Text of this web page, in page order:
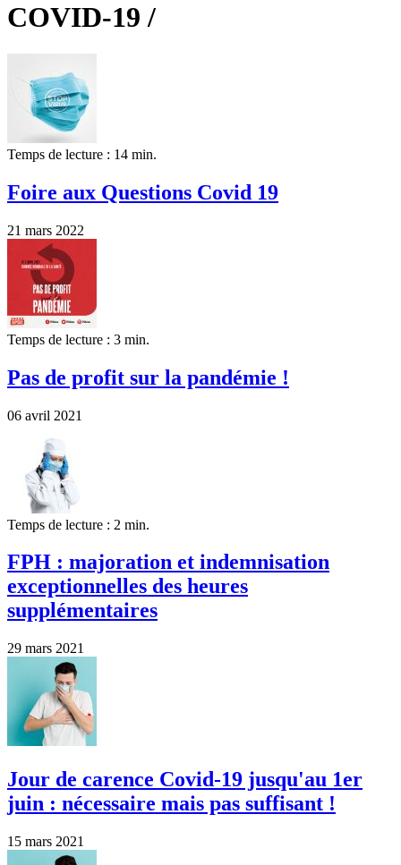
COVID-19 /
Temps de lecture : 14 min.
Foire aux Questions Covid 19
21 mars 2022
Temps de lecture : 3 min.
Pas de profit sur la pandémie !
06 avril 2021
Temps de lecture : 2 min.
FPH : majoration et indemnisation
exceptionnelles des heures
supplémentaires
29 mars 2021
Jour de carence Covid-19 jusqu'au 1er
juin : nécessaire mais pas suffisant !
15 mars 2021